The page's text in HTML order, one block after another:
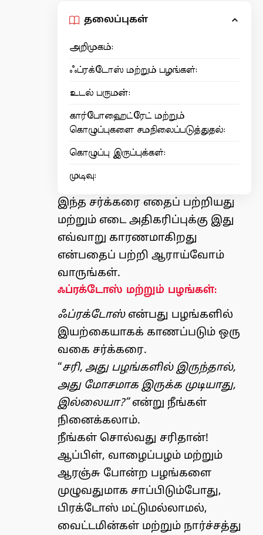
தலைப்புகள்
அறிமுகம்:
ஃப்ரக்டோஸ் மற்றும் பழங்கள்:
உடல் பருமன்:
கார்போஹைட்ரேட் மற்றும்
கொழுப்புகளை சமநிலைப்படுத்துதல்:
கொழுப்பு இருப்புக்கள்:
முடிவு:
இந்த சர்க்கரை எதைப் பற்றியது
மற்றும் எடை அதிகரிப்புக்கு இது
எவ்வாறு காரணமாகிறது
என்பதைப் பற்றி ஆராய்வோம்
வாருங்கள்.
ஃப்ரக்டோஸ் மற்றும் பழங்கள்:
ஃப்ரக்டோஸ்என்பது பழங்களில்
இயற்கையாகக் காணப்படும் ஒரு
வகை சர்க்கரை.
“சரி, அது பழங்களில் இருந்தால்,
அது மோசமாக இருக்க முடியாது,
இல்லையா?”என்று நீங்கள்
நினைக்கலாம்.
நீங்கள் சொல்வது சரிதான்!
ஆப்பிள், வாழைப்பழம் மற்றும்
ஆரஞ்சு போன்ற பழங்களை
முழுவதுமாக சாப்பிடும்போது, ​​
பிரக்டோஸ் மட்டுமல்லாமல்,
வைட்டமின்கள் மற்றும் நார்ச்சத்து